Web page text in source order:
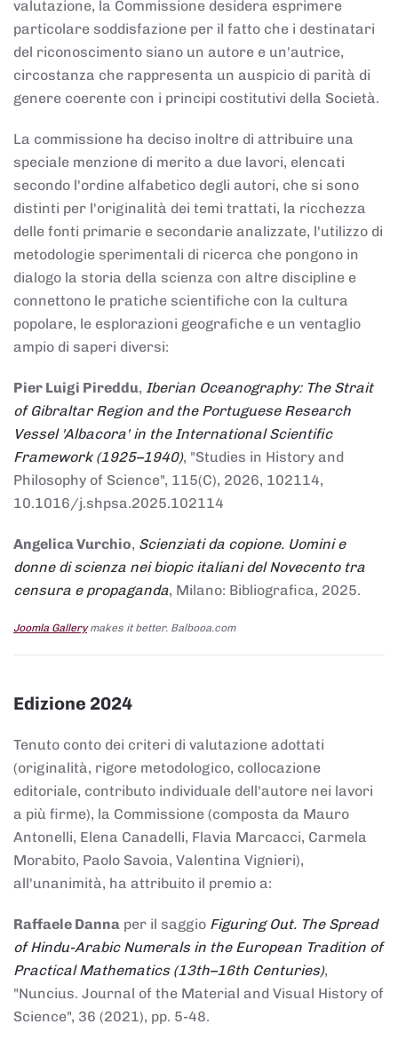
valutazione, la Commissione desidera esprimere
particolare soddisfazione per il fatto che i destinatari
del riconoscimento siano un autore e un'autrice,
circostanza che rappresenta un auspicio di parità di
genere coerente con i principi costitutivi della Società.
La commissione ha deciso inoltre di attribuire una
speciale menzione di merito a due lavori, elencati
secondo l'ordine alfabetico degli autori, che si sono
distinti per l'originalità dei temi trattati, la ricchezza
delle fonti primarie e secondarie analizzate, l'utilizzo di
metodologie sperimentali di ricerca che pongono in
dialogo la storia della scienza con altre discipline e
connettono le pratiche scientifiche con la cultura
popolare, le esplorazioni geografiche e un ventaglio
ampio di saperi diversi:
Pier Luigi Pireddu, Iberian Oceanography: The Strait
of Gibraltar Region and the Portuguese Research
Vessel 'Albacora' in the International Scientific
Framework (1925–1940), "Studies in History and
Philosophy of Science", 115(C), 2026, 102114,
10.1016/j.shpsa.2025.102114
Angelica Vurchio, Scienziati da copione. Uomini e
donne di scienza nei biopic italiani del Novecento tra
censura e propaganda, Milano: Bibliografica, 2025.
Joomla Gallerymakes it better. Balbooa.com
Edizione 2024
Tenuto conto dei criteri di valutazione adottati
(originalità, rigore metodologico, collocazione
editoriale, contributo individuale dell'autore nei lavori
a più firme), la Commissione (composta da Mauro
Antonelli, Elena Canadelli, Flavia Marcacci, Carmela
Morabito, Paolo Savoia, Valentina Vignieri),
all'unanimità, ha attribuito il premio a:
Raffaele Danna per il saggio Figuring Out. The Spread
of Hindu-Arabic Numerals in the European Tradition of
Practical Mathematics (13th–16th Centuries),
"Nuncius. Journal of the Material and Visual History of
Science", 36 (2021), pp. 5-48.